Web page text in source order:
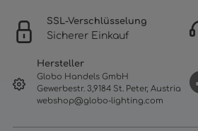
SSL-Verschlüsselung
Sicherer Einkauf
Hersteller
Globo Handels GmbH
Gewerbestr. 3,9184 St. Peter, Austria
webshop@globo-lighting.com